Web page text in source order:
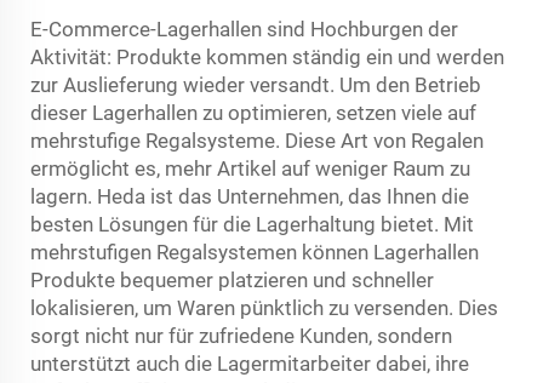
E-Commerce-Lagerhallen sind Hochburgen der
Aktivität: Produkte kommen ständig ein und werden
zur Auslieferung wieder versandt. Um den Betrieb
dieser Lagerhallen zu optimieren, setzen viele auf
mehrstufige Regalsysteme. Diese Art von Regalen
ermöglicht es, mehr Artikel auf weniger Raum zu
lagern. Heda ist das Unternehmen, das Ihnen die
besten Lösungen für die Lagerhaltung bietet. Mit
mehrstufigen Regalsystemen können Lagerhallen
Produkte bequemer platzieren und schneller
lokalisieren, um Waren pünktlich zu versenden. Dies
sorgt nicht nur für zufriedene Kunden, sondern
unterstützt auch die Lagermitarbeiter dabei, ihre